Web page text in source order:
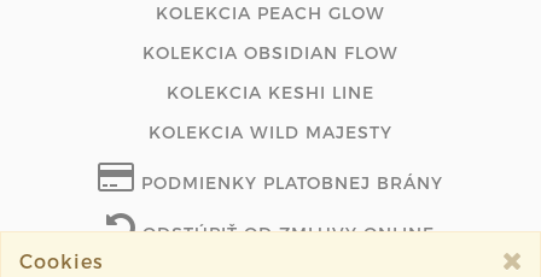
KOLEKCIA PEACH GLOW
KOLEKCIA OBSIDIAN FLOW
KOLEKCIA KESHI LINE
KOLEKCIA WILD MAJESTY
PODMIENKY PLATOBNEJ BRÁNY
ODSTÚPIŤ OD ZMLUVY ONLINE
Cookies